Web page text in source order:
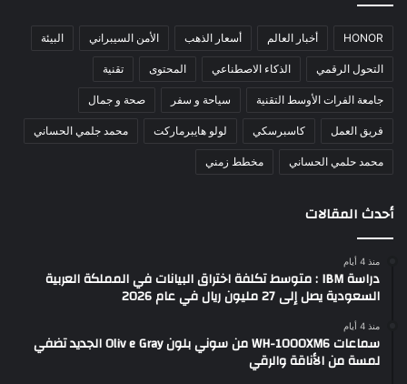
HONOR أخبار العالم أسعار الذهب الأمن السيبراني البيئة
التحول الرقمي الذكاء الاصطناعي المحتوى تقنية
جامعة الفرات الأوسط التقنية سياحة و سفر صحة و جمال
فريق العمل كاسبرسكي لولو هايبرماركت محمد جلمي الحساني
محمد حلمي الحساني مخطط زمني
أحدث المقالات
منذ 4 أيام
دراسة IBM : متوسط تكلفة اختراق البيانات في المملكة العربية
السعودية يصل إلى 27 مليون ريال في عام 2026
منذ 4 أيام
سماعات WH-1000XM6 من سوني بلون Oliv e Gray الجديد تضفي
لمسة من الأناقة والرقي